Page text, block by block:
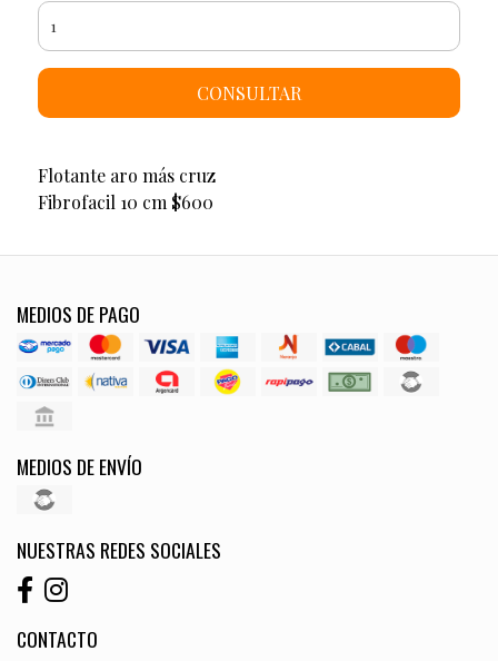
CONSULTAR
Flotante aro más cruz
Fibrofacil 10 cm $600
MEDIOS DE PAGO
MEDIOS DE ENVÍO
NUESTRAS REDES SOCIALES
CONTACTO